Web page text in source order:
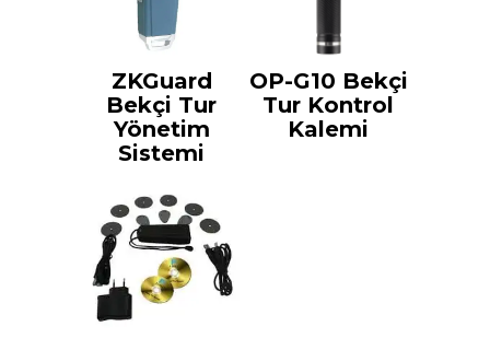
ZKGuard
Bekçi Tur
Yönetim
Sistemi
OP-G10 Bekçi
Tur Kontrol
Kalemi